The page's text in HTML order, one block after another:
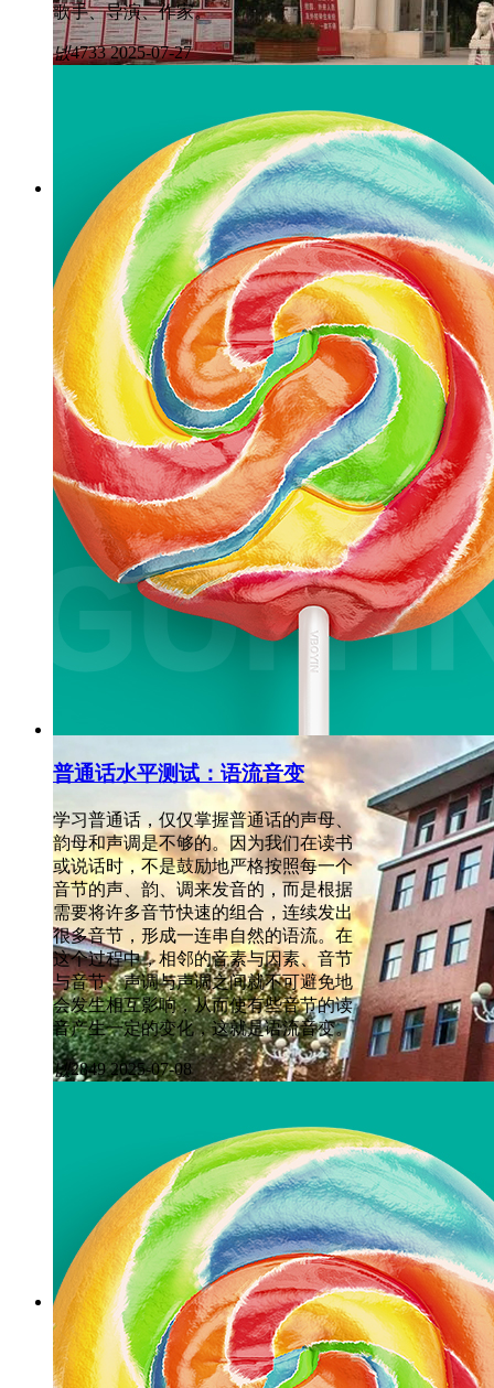
院校 | 四川电影电视学院
四川电影电视学院是我国西部地区第一所以培养影视传
川师范大学电影电视学院，2014年经教育部批准正式更
气息和优良教学传统的现代艺术大学。川影位于“天府
境优美、绿意盎然，被四川省成都市两级政府授予“园
业和社会发展需要，培养了数以万计的影视传媒人才。
넶372 2024-01-02
院校 | 河北传媒学院
歌手、导演、作家。
넶4733 2025-07-27
普通话水平测试：语流音变
学习普通话，仅仅掌握普通话的声母、
韵母和声调是不够的。因为我们在读书
或说话时，不是鼓励地严格按照每一个
音节的声、韵、调来发音的，而是根据
需要将许多音节快速的组合，连续发出
很多音节，形成一连串自然的语流。在
这个过程中，相邻的音素与因素、音节
与音节、声调与声调之间就不可避免地
会发生相互影响，从而使有些音节的读
音产生一定的变化，这就是语流音变。
넶2849 2025-07-08